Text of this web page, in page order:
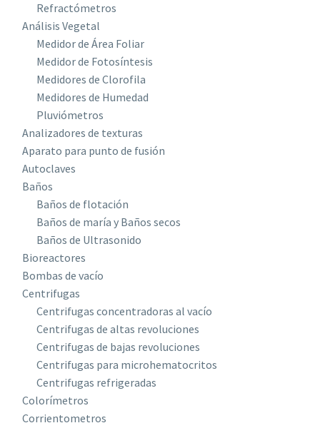
Refractómetros
Análisis Vegetal
Medidor de Área Foliar
Medidor de Fotosíntesis
Medidores de Clorofila
Medidores de Humedad
Pluviómetros
Analizadores de texturas
Aparato para punto de fusión
Autoclaves
Baños
Baños de flotación
Baños de maría y Baños secos
Baños de Ultrasonido
Bioreactores
Bombas de vacío
Centrifugas
Centrifugas concentradoras al vacío
Centrifugas de altas revoluciones
Centrifugas de bajas revoluciones
Centrifugas para microhematocritos
Centrifugas refrigeradas
Colorímetros
Corrientometros